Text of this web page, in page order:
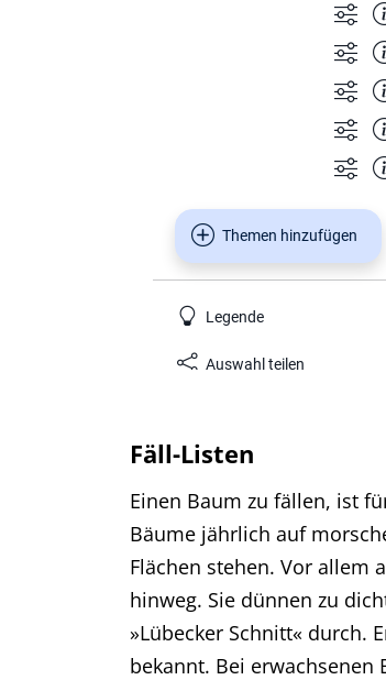
Fäll-Listen
Einen Baum zu fällen, ist
Bäume jährlich auf
Flächen stehen. Vor allem
hinweg. Sie dünnen zu
»Lübecker Schnitt« durch.
bekannt. Bei erwachsenen